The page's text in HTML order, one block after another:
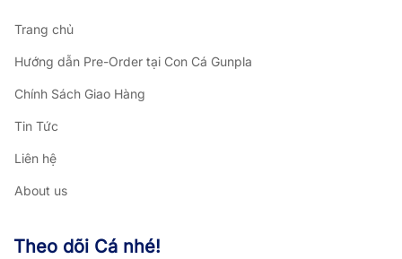
Trang chủ
Hướng dẫn Pre-Order tại Con Cá Gunpla
Chính Sách Giao Hàng
Tin Tức
Liên hệ
About us
Theo dõi Cá nhé!